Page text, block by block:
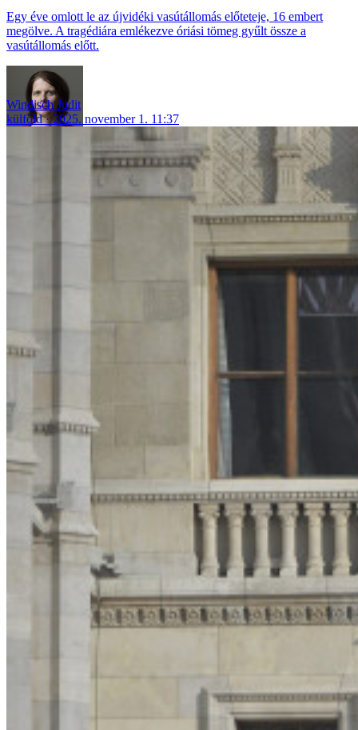
Egy éve omlott le az újvidéki vasútállomás előteteje, 16 embert
megölve. A tragédiára emlékezve óriási tömeg gyűlt össze a
vasútállomás előtt.
Windisch Judit
külföld
2025. november 1. 11:37